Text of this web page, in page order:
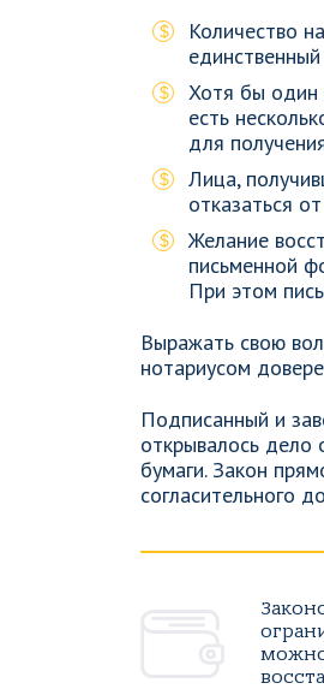
Количество
Хотя бы один
есть
для
Лица,
отказаться
Желание
письменной
При этом
Выражать свою
нотариусом
Подписанный и
открывалось дело
бумаги. Закон
согласительного
можно